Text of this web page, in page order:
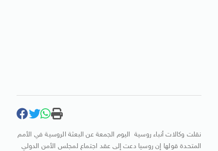
نقلت وكالات أنباء روسية اليوم الجمعة عن البعثة الروسية في الأمم
المتحدة قولها إن روسيا دعت إلى عقد اجتماع لمجلس الأمن الدولي